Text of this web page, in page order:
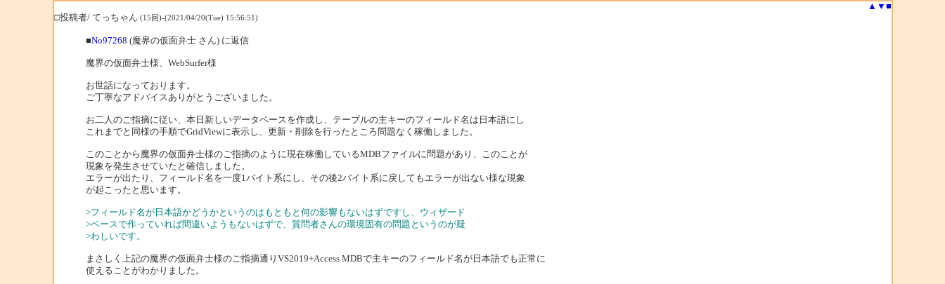
▲ ▼ ■
□投稿者/ てっちゃん (15回)-(2021/04/20(Tue) 15:56:51)
■No97268 (魔界の仮面弁士 さん) に返信
魔界の仮面弁士様、WebSurfer様
お世話になっております。
ご丁寧なアドバイスありがとうございました。
お二人のご指摘に従い、本日新しいデータベースを作成し、テーブルの主キーのフィールド名は日本語にし
これまでと同様の手順でGridViewに表示し、更新・削除を行ったところ問題なく稼働しました。
このことから魔界の仮面弁士様のご指摘のように現在稼働しているMDBファイルに問題があり、このことが
現象を発生させていたと確信しました。
エラーが出たり、フィールド名を一度1バイト系にし、その後2バイト系に戻してもエラーが出ない様な現象
が起こったと思います。
>フィールド名が日本語かどうかというのはもともと何の影響もないはずですし、ウィザード
>ベースで作っていれば間違いようもないはずで、質問者さんの環境固有の問題というのが疑
>わしいです。
まさしく上記の魔界の仮面弁士様のご指摘通りVS2019+Access MDBで主キーのフィールド名が日本語でも正常に
使えることがわかりました。